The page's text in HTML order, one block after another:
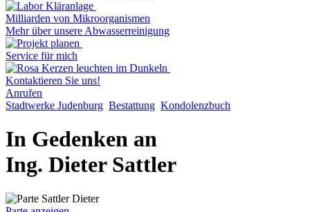
Milliarden von Mikroorganismen
Mehr über unsere Abwasserreinigung
Service für mich
Kontaktieren Sie uns!
Anrufen
Stadtwerke Judenburg Bestattung Kondolenzbuch
In Gedenken an
Ing. Dieter Sattler